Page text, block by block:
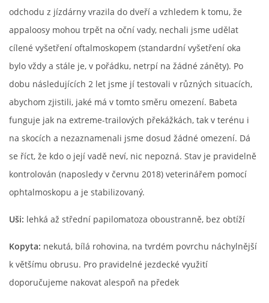
odchodu z jízdárny vrazila do dveří a vzhledem k tomu, že
appaloosy mohou trpět na oční vady, nechali jsme udělat
cílené vyšetření oftalmoskopem (standardní vyšetření oka
bylo vždy a stále je, v pořádku, netrpí na žádné záněty). Po
dobu následujících 2 let jsme jí testovali v různých situacích,
abychom zjistili, jaké má v tomto směru omezení. Babeta
funguje jak na extreme-trailových překážkách, tak v terénu i
na skocích a nezaznamenali jsme dosud žádné omezení. Dá
se říct, že kdo o její vadě neví, nic nepozná. Stav je pravidelně
kontrolován (naposledy v červnu 2018) veterinářem pomocí
ophtalmoskopu a je stabilizovaný.
Uši: lehká až střední papilomatoza oboustranně, bez obtíží
Kopyta: nekutá, bílá rohovina, na tvrdém povrchu náchylnější
k většímu obrusu. Pro pravidelné jezdecké využití
doporučujeme nakovat alespoň na předek